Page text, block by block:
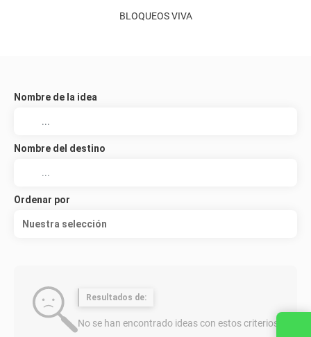
BLOQUEOS VIVA
Nombre de la idea
Nombre del destino
Ordenar por
Nuestra selección
Resultados de:
No se han encontrado ideas con estos criterios